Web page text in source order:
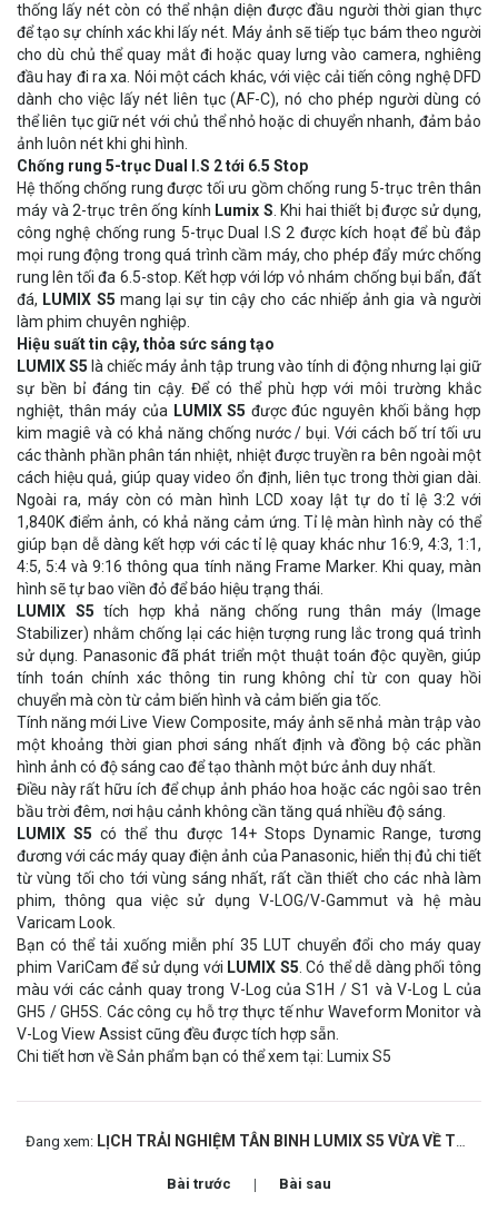
thống lấy nét còn có thể nhận diện được đầu người thời gian thực
để tạo sự chính xác khi lấy nét. Máy ảnh sẽ tiếp tục bám theo người
cho dù chủ thể quay mắt đi hoặc quay lưng vào camera, nghiêng
đầu hay đi ra xa. Nói một cách khác, với việc cải tiến công nghệ DFD
dành cho việc lấy nét liên tục (AF-C), nó cho phép người dùng có
thể liên tục giữ nét với chủ thể nhỏ hoặc di chuyển nhanh, đảm bảo
ảnh luôn nét khi ghi hình.
Chống rung 5-trục Dual I.S 2 tới 6.5 Stop
Hệ thống chống rung được tối ưu gồm chống rung 5-trục trên thân
máy và 2-trục trên ống kính Lumix S. Khi hai thiết bị được sử dụng,
công nghệ chống rung 5-trục Dual I.S 2 được kích hoạt để bù đắp
mọi rung động trong quá trình cầm máy, cho phép đẩy mức chống
rung lên tối đa 6.5-stop. Kết hợp với lớp vỏ nhám chống bụi bẩn, đất
đá, LUMIX S5 mang lại sự tin cậy cho các nhiếp ảnh gia và người
làm phim chuyên nghiệp.
Hiệu suất tin cậy, thỏa sức sáng tạo
LUMIX S5 là chiếc máy ảnh tập trung vào tính di động nhưng lại giữ
sự bền bỉ đáng tin cậy. Để có thể phù hợp với môi trường khắc
nghiệt, thân máy của LUMIX S5 được đúc nguyên khối bằng hợp
kim magiê và có khả năng chống nước / bụi. Với cách bố trí tối ưu
các thành phần phân tán nhiệt, nhiệt được truyền ra bên ngoài một
cách hiệu quả, giúp quay video ổn định, liên tục trong thời gian dài.
Ngoài ra, máy còn có màn hình LCD xoay lật tự do tỉ lệ 3:2 với
1,840K điểm ảnh, có khả năng cảm ứng. Tỉ lệ màn hình này có thể
giúp bạn dễ dàng kết hợp với các tỉ lệ quay khác như 16:9, 4:3, 1:1,
4:5, 5:4 và 9:16 thông qua tính năng Frame Marker. Khi quay, màn
hình sẽ tự bao viền đỏ để báo hiệu trạng thái.
LUMIX S5 tích hợp khả năng chống rung thân máy (Image
Stabilizer) nhằm chống lại các hiện tượng rung lắc trong quá trình
sử dụng. Panasonic đã phát triển một thuật toán độc quyền, giúp
tính toán chính xác thông tin rung không chỉ từ con quay hồi
chuyển mà còn từ cảm biến hình và cảm biến gia tốc.
Tính năng mới Live View Composite, máy ảnh sẽ nhả màn trập vào
một khoảng thời gian phơi sáng nhất định và đồng bộ các phần
hình ảnh có độ sáng cao để tạo thành một bức ảnh duy nhất.
Điều này rất hữu ích để chụp ảnh pháo hoa hoặc các ngôi sao trên
bầu trời đêm, nơi hậu cảnh không cần tăng quá nhiều độ sáng.
LUMIX S5 có thể thu được 14+ Stops Dynamic Range, tương
đương với các máy quay điện ảnh của Panasonic, hiển thị đủ chi tiết
từ vùng tối cho tới vùng sáng nhất, rất cần thiết cho các nhà làm
phim, thông qua việc sử dụng V-LOG/V-Gammut và hệ màu
Varicam Look.
Bạn có thể tải xuống miễn phí 35 LUT chuyển đổi cho máy quay
phim VariCam để sử dụng với LUMIX S5. Có thể dễ dàng phối tông
màu với các cảnh quay trong V-Log của S1H / S1 và V-Log L của
GH5 / GH5S. Các công cụ hỗ trợ thực tế như Waveform Monitor và
V-Log View Assist cũng đều được tích hợp sẵn.
Chi tiết hơn về Sản phẩm bạn có thể xem tại: Lumix S5
Đang xem: LỊCH TRẢI NGHIỆM TÂN BINH LUMIX S5 VỪA VỀ TẠI VIỆT NAM
Bài trước Bài sau